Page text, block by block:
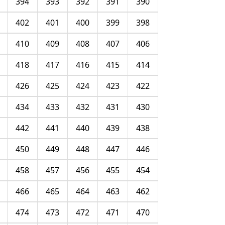
398
399
400
401
402
406
407
408
409
410
414
415
416
417
418
422
423
424
425
426
430
431
432
433
434
438
439
440
441
442
446
447
448
449
450
454
455
456
457
458
462
463
464
465
466
470
471
472
473
474